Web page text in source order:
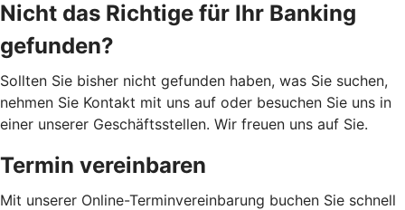
Nicht das Richtige für Ihr Banking
gefunden?
Sollten Sie bisher nicht gefunden haben, was Sie suchen,
nehmen Sie Kontakt mit uns auf oder besuchen Sie uns in
einer unserer Geschäftsstellen. Wir freuen uns auf Sie.
Termin vereinbaren
Mit unserer Online-Terminvereinbarung buchen Sie schnell